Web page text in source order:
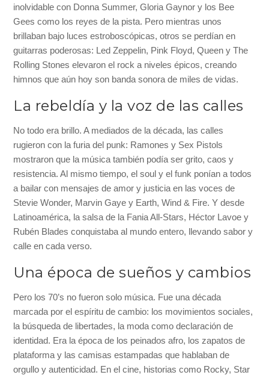
inolvidable con Donna Summer, Gloria Gaynor y los Bee
Gees como los reyes de la pista. Pero mientras unos
brillaban bajo luces estroboscópicas, otros se perdían en
guitarras poderosas: Led Zeppelin, Pink Floyd, Queen y The
Rolling Stones elevaron el rock a niveles épicos, creando
himnos que aún hoy son banda sonora de miles de vidas.
La rebeldía y la voz de las calles
No todo era brillo. A mediados de la década, las calles
rugieron con la furia del punk: Ramones y Sex Pistols
mostraron que la música también podía ser grito, caos y
resistencia. Al mismo tiempo, el soul y el funk ponían a todos
a bailar con mensajes de amor y justicia en las voces de
Stevie Wonder, Marvin Gaye y Earth, Wind & Fire. Y desde
Latinoamérica, la salsa de la Fania All-Stars, Héctor Lavoe y
Rubén Blades conquistaba al mundo entero, llevando sabor y
calle en cada verso.
Una época de sueños y cambios
Pero los 70’s no fueron solo música. Fue una década
marcada por el espíritu de cambio: los movimientos sociales,
la búsqueda de libertades, la moda como declaración de
identidad. Era la época de los peinados afro, los zapatos de
plataforma y las camisas estampadas que hablaban de
orgullo y autenticidad. En el cine, historias como Rocky, Star